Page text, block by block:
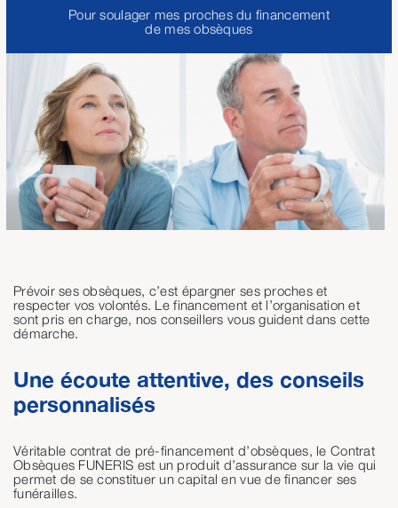
Pour soulager mes proches du financement
de mes obsèques
Prévoir ses obsèques, c’est épargner ses proches et
respecter vos volontés. Le financement et l’organisation et
sont pris en charge, nos conseillers vous guident dans cette
démarche.
Une écoute attentive, des conseils
personnalisés
Véritable contrat de pré-financement d’obsèques, le Contrat
Obsèques FUNERIS est un produit d’assurance sur la vie qui
permet de se constituer un capital en vue de financer ses
funérailles.